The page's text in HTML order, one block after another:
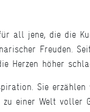
all jene, die die
Freuden.
Herzen höher
Sie erzählen
einer Welt voller